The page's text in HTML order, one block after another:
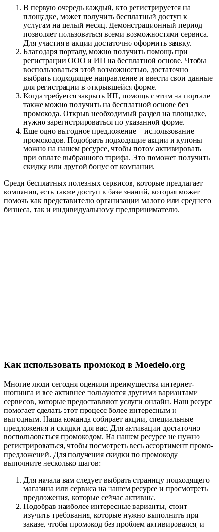
В первую очередь каждый, кто регистрируется на
площадке, может получить бесплатный доступ к
услугам на целый месяц. Демонстрационный период
позволяет пользоваться всеми возможностями сервиса.
Для участия в акции достаточно оформить заявку.
Благодаря порталу, можно получить помощь при
регистрации ООО и ИП на бесплатной основе. Чтобы
воспользоваться этой возможностью, достаточно
выбрать подходящее направление и ввести свои данные
для регистрации в открывшейся форме.
Когда требуется закрыть ИП, помощь с этим на портале
также можно получить на бесплатной основе без
промокода. Открыв необходимый раздел на площадке,
нужно зарегистрироваться по указанной форме.
Еще одно выгодное предложение – использование
промокодов. Подобрать подходящие акции и купоны
можно на нашем ресурсе, чтобы потом активировать
при оплате выбранного тарифа. Это поможет получить
скидку или другой бонус от компании.
Среди бесплатных полезных сервисов, которые предлагает
компания, есть также доступ к базе знаний, которая может
помочь как представителю организации малого или среднего
бизнеса, так и индивидуальному предпринимателю.
Как использовать промокод в Moedelo.org
Многие люди сегодня оценили преимущества интернет-
шопинга и все активнее пользуются другими вариантами
сервисов, которые предоставляют услуги онлайн. Наш ресурс
помогает сделать этот процесс более интересным и
выгодным. Наша команда собирает акции, специальные
предложения и скидки для вас. Для активации достаточно
воспользоваться промокодом. На нашем ресурсе не нужно
регистрироваться, чтобы посмотреть весь ассортимент промо-
предложений. Для получения скидки по промокоду
выполните несколько шагов:
Для начала вам следует выбрать страницу подходящего
магазина или сервиса на нашем ресурсе и просмотреть
предложения, которые сейчас активны.
Подобрав наиболее интересные варианты, стоит
изучить требования, которые нужно выполнить при
заказе, чтобы промокод без проблем активировался, и